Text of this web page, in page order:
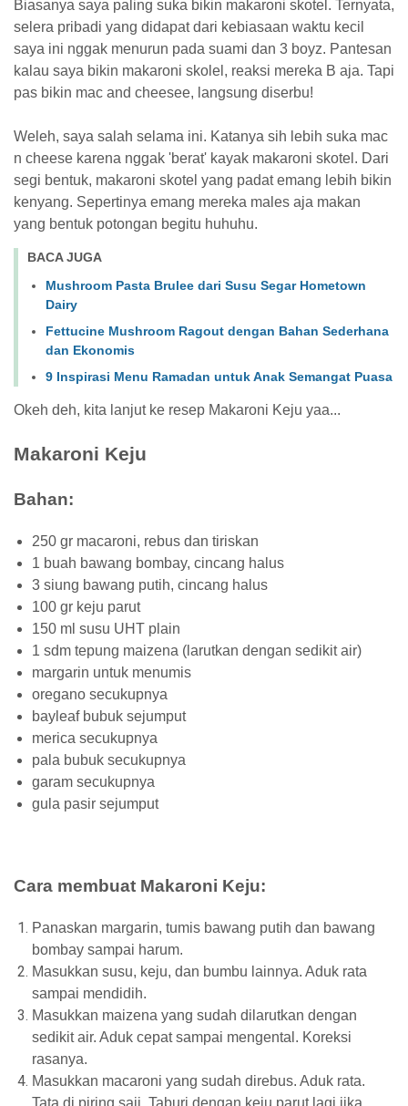
Biasanya saya paling suka bikin makaroni skotel. Ternyata,
selera pribadi yang didapat dari kebiasaan waktu kecil
saya ini nggak menurun pada suami dan 3 boyz. Pantesan
kalau saya bikin makaroni skolel, reaksi mereka B aja. Tapi
pas bikin mac and cheesee, langsung diserbu!
Weleh, saya salah selama ini. Katanya sih lebih suka mac
n cheese karena nggak 'berat' kayak makaroni skotel. Dari
segi bentuk, makaroni skotel yang padat emang lebih bikin
kenyang. Sepertinya emang mereka males aja makan
yang bentuk potongan begitu huhuhu.
BACA JUGA
Mushroom Pasta Brulee dari Susu Segar Hometown
Dairy
Fettucine Mushroom Ragout dengan Bahan Sederhana
dan Ekonomis
9 Inspirasi Menu Ramadan untuk Anak Semangat Puasa
Okeh deh, kita lanjut ke resep Makaroni Keju yaa...
Makaroni Keju
Bahan:
250 gr macaroni, rebus dan tiriskan
1 buah bawang bombay, cincang halus
3 siung bawang putih, cincang halus
100 gr keju parut
150 ml susu UHT plain
1 sdm tepung maizena (larutkan dengan sedikit air)
margarin untuk menumis
oregano secukupnya
bayleaf bubuk sejumput
merica secukupnya
pala bubuk secukupnya
garam secukupnya
gula pasir sejumput
Cara membuat Makaroni Keju:
Panaskan margarin, tumis bawang putih dan bawang
bombay sampai harum.
Masukkan susu, keju, dan bumbu lainnya. Aduk rata
sampai mendidih.
Masukkan maizena yang sudah dilarutkan dengan
sedikit air. Aduk cepat sampai mengental. Koreksi
rasanya.
Masukkan macaroni yang sudah direbus. Aduk rata.
Tata di piring saji. Taburi dengan keju parut lagi jika